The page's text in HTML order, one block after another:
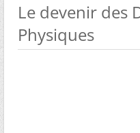
Le devenir des
Physiques